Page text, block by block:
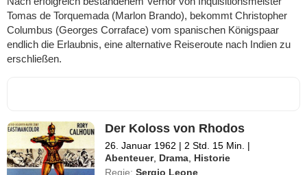
Tomas de Torquemada (Marlon Brando), bekommt Christopher
Columbus (Georges Corraface) vom spanischen Königspaar
endlich die Erlaubnis, eine alternative Reiseroute nach Indien zu
erschließen.
Der Koloss von Rhodos
26. Januar 1962 | 2 Std. 15 Min. |
Abenteuer, Drama Historie
Regie: Sergio Leone